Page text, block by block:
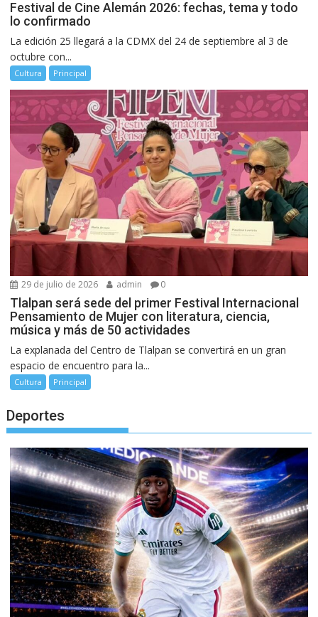
Festival de Cine Alemán 2026: fechas, tema y todo
lo confirmado
La edición 25 llegará a la CDMX del 24 de septiembre al 3 de
octubre con...
Cultura Principal
29 de julio de 2026 admin 0
Tlalpan será sede del primer Festival Internacional
Pensamiento de Mujer con literatura, ciencia,
música y más de 50 actividades
La explanada del Centro de Tlalpan se convertirá en un gran
espacio de encuentro para la...
Cultura Principal
Deportes